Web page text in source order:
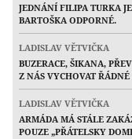
JEDNÁNÍ FILIPA TURKA
BARTOŠKA ODPORNÉ.
LADISLAV VĚTVIČKA
BUZERACE, ŠIKANA,
Z NÁS VYCHOVAT
LADISLAV VĚTVIČKA
ARMÁDA MÁ STÁLE
POUZE „PŘÁTELSKY